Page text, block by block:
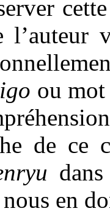
l’auteur
ou mot
de ce
en